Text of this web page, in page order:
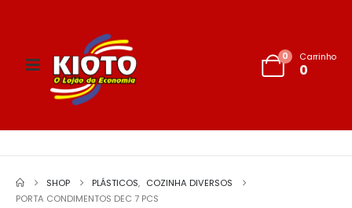
0 Carrinho
0
SHOP PLÁSTICOS, COZINHA DIVERSOS
PORTA CONDIMENTOS DEC 7 PCS